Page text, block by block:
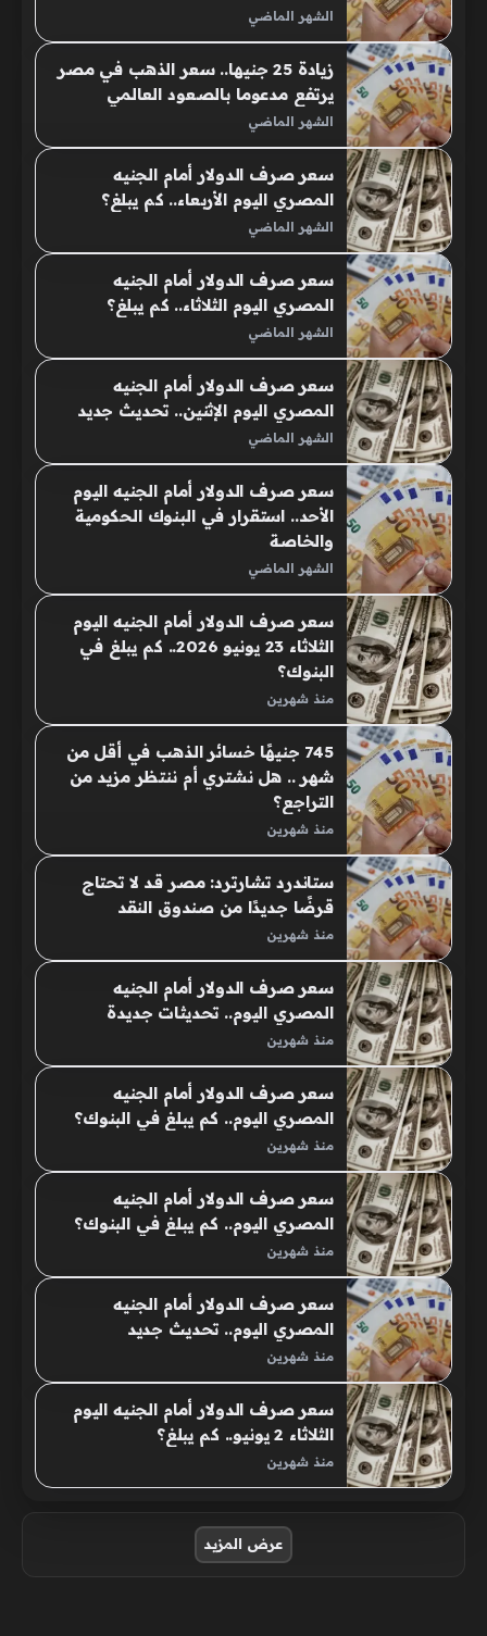
الشهر الماضي
زيادة 25 جنيها.. ​سعر الذهب في مصر
يرتفع مدعوما بالصعود العالمي
الشهر الماضي
سعر صرف الدولار أمام الجنيه
المصري اليوم الأربعاء.. كم يبلغ؟
الشهر الماضي
سعر صرف الدولار أمام الجنيه
المصري اليوم الثلاثاء.. كم يبلغ؟
الشهر الماضي
سعر صرف الدولار أمام الجنيه
المصري اليوم الإثنين.. تحديث جديد
الشهر الماضي
سعر صرف الدولار أمام الجنيه اليوم
الأحد.. استقرار في البنوك الحكومية
والخاصة
الشهر الماضي
سعر صرف الدولار أمام الجنيه اليوم
الثلاثاء 23 يونيو 2026.. كم يبلغ في
البنوك؟
منذ شهرين
745 جنيهًا خسائر الذهب في أقل من
شهر .. هل نشتري أم ننتظر مزيد من
التراجع؟
منذ شهرين
ستاندرد تشارترد: مصر قد لا تحتاج
قرضًا جديدًا من صندوق النقد
منذ شهرين
سعر صرف الدولار أمام الجنيه
المصري اليوم.. تحديثات جديدة
منذ شهرين
سعر صرف الدولار أمام الجنيه
المصري اليوم.. كم يبلغ في البنوك؟
منذ شهرين
سعر صرف الدولار أمام الجنيه
المصري اليوم.. كم يبلغ في البنوك؟
منذ شهرين
سعر صرف الدولار أمام الجنيه
المصري اليوم.. تحديث جديد
منذ شهرين
سعر صرف الدولار أمام الجنيه اليوم
الثلاثاء 2 يونيو.. كم يبلغ؟
منذ شهرين
عرض المزيد